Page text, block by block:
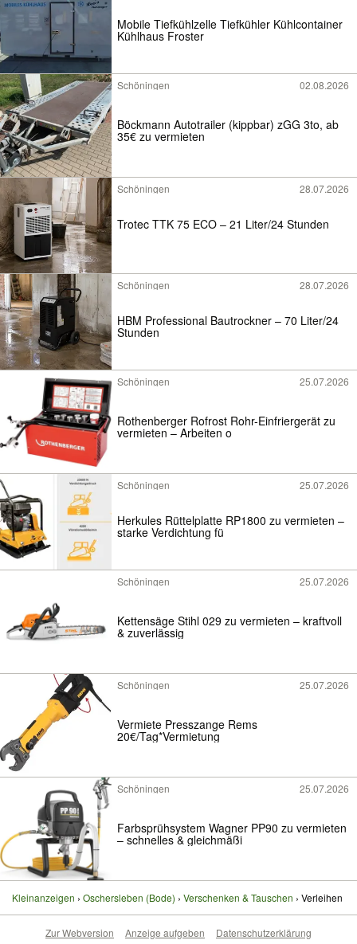
Mobile Tiefkühlzelle Tiefkühler Kühlcontainer
Kühlhaus Froster
Schöningen 02.08.2026
Böckmann Autotrailer (kippbar) zGG 3to, ab
35€ zu vermieten
Schöningen 28.07.2026
Trotec TTK 75 ECO – 21 Liter/24 Stunden
Schöningen 28.07.2026
HBM Professional Bautrockner – 70 Liter/24
Stunden
Schöningen 25.07.2026
Rothenberger Rofrost Rohr-Einfriergerät zu
vermieten – Arbeiten o
Schöningen 25.07.2026
Herkules Rüttelplatte RP1800 zu vermieten –
starke Verdichtung fü
Schöningen 25.07.2026
Kettensäge Stihl 029 zu vermieten – kraftvoll
& zuverlässig
Schöningen 25.07.2026
Vermiete Presszange Rems
20€/Tag*Vermietung
Schöningen 25.07.2026
Farbsprühsystem Wagner PP90 zu vermieten
– schnelles & gleichmäßi
Kleinanzeigen Oschersleben (Bode) Verschenken & Tauschen Verleihen
Zur Webversion Anzeige aufgeben Datenschutzerklärung